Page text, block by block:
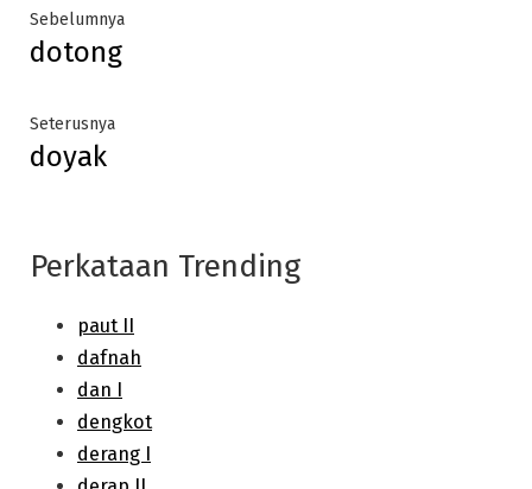
Post
navigation
SebelumnyaPrevious
dotong
SeterusnyaNext
doyak
Perkataan Trending